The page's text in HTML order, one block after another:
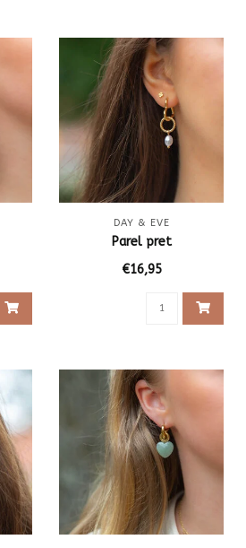
DAY & EVE
Parel pret
€16,95